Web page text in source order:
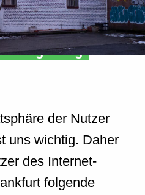
Umgebung
der Nutzer
uns wichtig. Daher
des Internet-
folgende